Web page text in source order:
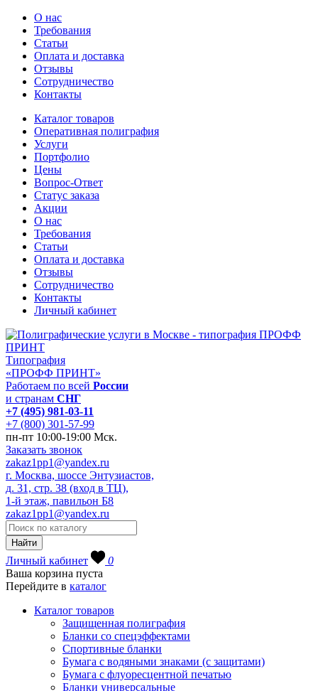
О нас
Требования
Статьи
Оплата и доставка
Отзывы
Сотрудничество
Контакты
Каталог товаров
Оперативная полиграфия
Услуги
Портфолио
Цены
Вопрос-Ответ
Статус заказа
Акции
О нас
Требования
Статьи
Оплата и доставка
Отзывы
Сотрудничество
Контакты
Личный кабинет
Типография
«ПРОФФ ПРИНТ»
Работаем по всей России
и странам СНГ
+7 (495) 981-03-11
+7 (800) 301-57-99
пн-пт 10:00-19:00 Мск.
Заказать звонок
zakaz1pp1@yandex.ru
г. Москва, шоссе Энтузиастов,
д. 31, стр. 38 (вход в ТЦ),
1-й этаж, павильон Б8
zakaz1pp1@yandex.ru
Личный кабинет
0
Ваша корзина пуста
Перейдите в каталог
Каталог товаров
Защищенная полиграфия
Бланки со спецэффектами
Спортивные бланки
Бумага с водяными знаками (с защитами)
Бумага с флуоресцентной печатью
Бланки универсальные